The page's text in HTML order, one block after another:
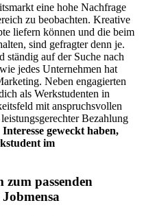
eine hohe Nachfrage
zu beobachten. Kreative
liefern können und die beim
sind gefragter denn je.
ständig auf der Suche nach
jedes Unternehmen hat
Neben engagierten
als Werkstudenten in
mit anspruchsvollen
Bezahlung
geweckt haben,
im
zum passenden